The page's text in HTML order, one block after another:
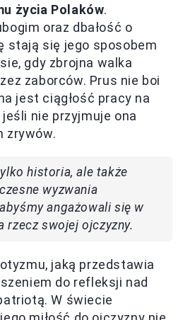
życia Polaków.
oraz dbałość o
stają się jego sposobem
gdy zbrojna walka
zaborców. Prus nie boi
jest ciągłość pracy na
nie przyjmuje ona
zrywów.
historia, ale także
wyzwania
angażowali się w
rzecz swojej ojczyzny.
jaką przedstawia
do refleksji nad
W świecie